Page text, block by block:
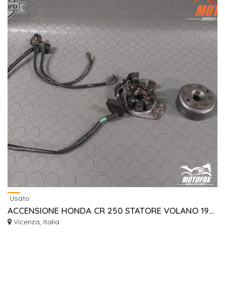
Usato
ACCENSIONE HONDA CR 250 STATORE VOLANO 1997/2001
Vicenza, Italia